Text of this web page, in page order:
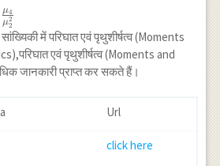
μ2
2
μ4
सांख्यिकी में परिघात एवं पृथुशीर्षत्व (Moments
एवं पृथुशीर्षत्व (Moments and
जानकारी प्राप्त कर सकते हैं।
Url
click here